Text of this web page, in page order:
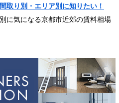
取り別・エリア別に知りたい！
に気になる京都市近郊の賃料相場